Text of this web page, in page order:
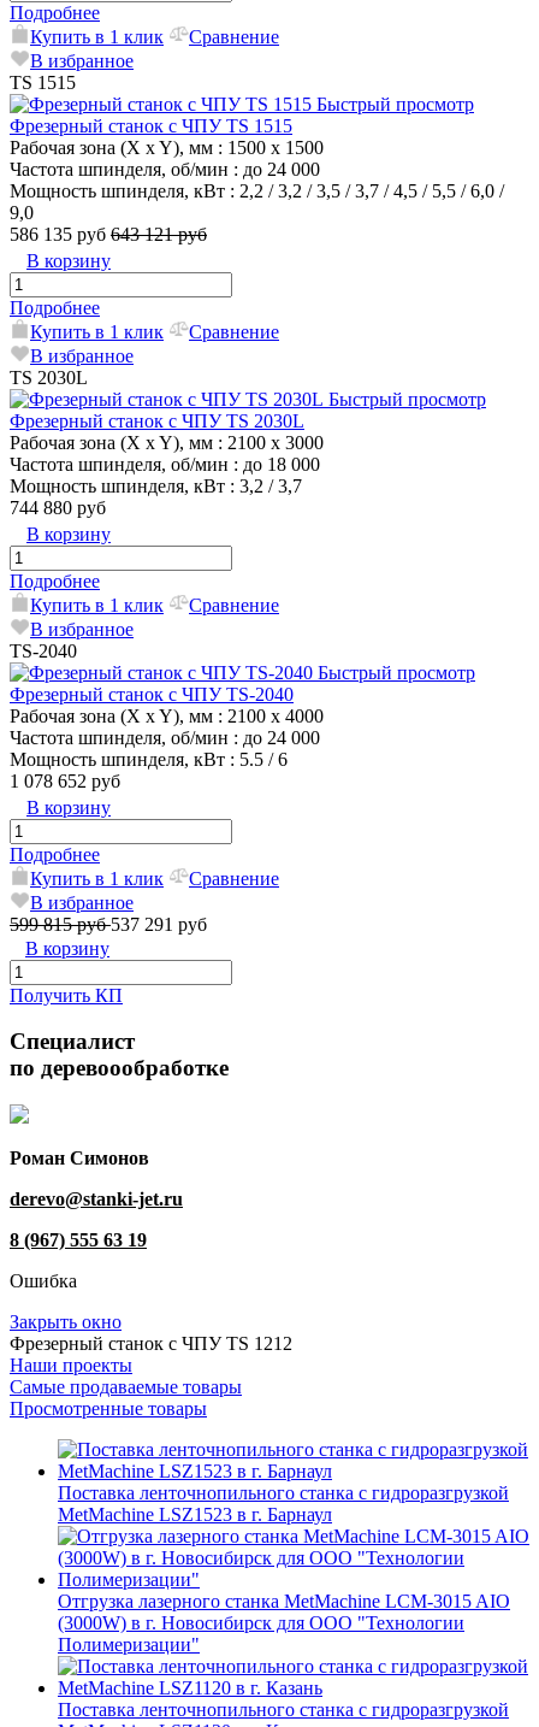
Подробнее
Купить в 1 клик
Сравнение
В избранное
TS 1515
Быстрый просмотр
Фрезерный станок с ЧПУ TS 1515
Рабочая зона (X x Y), мм : 1500 x 1500
Частота шпинделя, об/мин : до 24 000
Мощность шпинделя, кВт : 2,2 / 3,2 / 3,5 / 3,7 / 4,5 / 5,5 / 6,0 /
9,0
586 135 руб 643 121 руб
В корзину
Подробнее
Купить в 1 клик
Сравнение
В избранное
TS 2030L
Быстрый просмотр
Фрезерный станок с ЧПУ TS 2030L
Рабочая зона (X x Y), мм : 2100 x 3000
Частота шпинделя, об/мин : до 18 000
Мощность шпинделя, кВт : 3,2 / 3,7
744 880 руб
В корзину
Подробнее
Купить в 1 клик
Сравнение
В избранное
TS-2040
Быстрый просмотр
Фрезерный станок с ЧПУ TS-2040
Рабочая зона (X x Y), мм : 2100 x 4000
Частота шпинделя, об/мин : до 24 000
Мощность шпинделя, кВт : 5.5 / 6
1 078 652 руб
В корзину
Подробнее
Купить в 1 клик
Сравнение
В избранное
599 815 руб537 291 руб
В корзину
Получить КП
Специалист
по деревоообработке
Роман Симонов
derevo@stanki-jet.ru
8 (967) 555 63 19
Ошибка
Закрыть окно
Фрезерный станок с ЧПУ TS 1212
Наши проекты
Самые продаваемые товары
Просмотренные товары
Поставка ленточнопильного станка c гидроразгрузкой
MetMachine LSZ1523 в г. Барнаул
Отгрузка лазерного станка MetMachine LCM-3015 AIO
(3000W) в г. Новосибирск для ООО "Технологии
Полимеризации"
Поставка ленточнопильного станка c гидроразгрузкой